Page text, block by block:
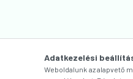
Adatkezelési
Weboldalunk az alapvető